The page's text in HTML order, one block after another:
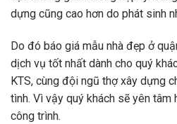
dựng cũng cao hơn do phát sinh
Do đó báo giá mẫu nhà đẹp ở
dịch vụ tốt nhất dành cho quý
KTS, cùng đội ngũ thợ xây dựng
tình. Vì vậy quý khách sẽ yên tâm
công trình.